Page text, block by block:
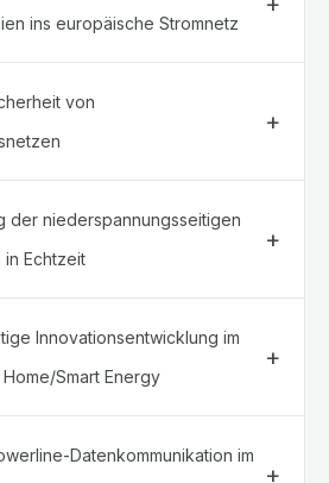
ins europäische Stromnetz
von
der niederspannungsseitigen
Echtzeit
Innovationsentwicklung im
Smart Energy
Datenkommunikation im